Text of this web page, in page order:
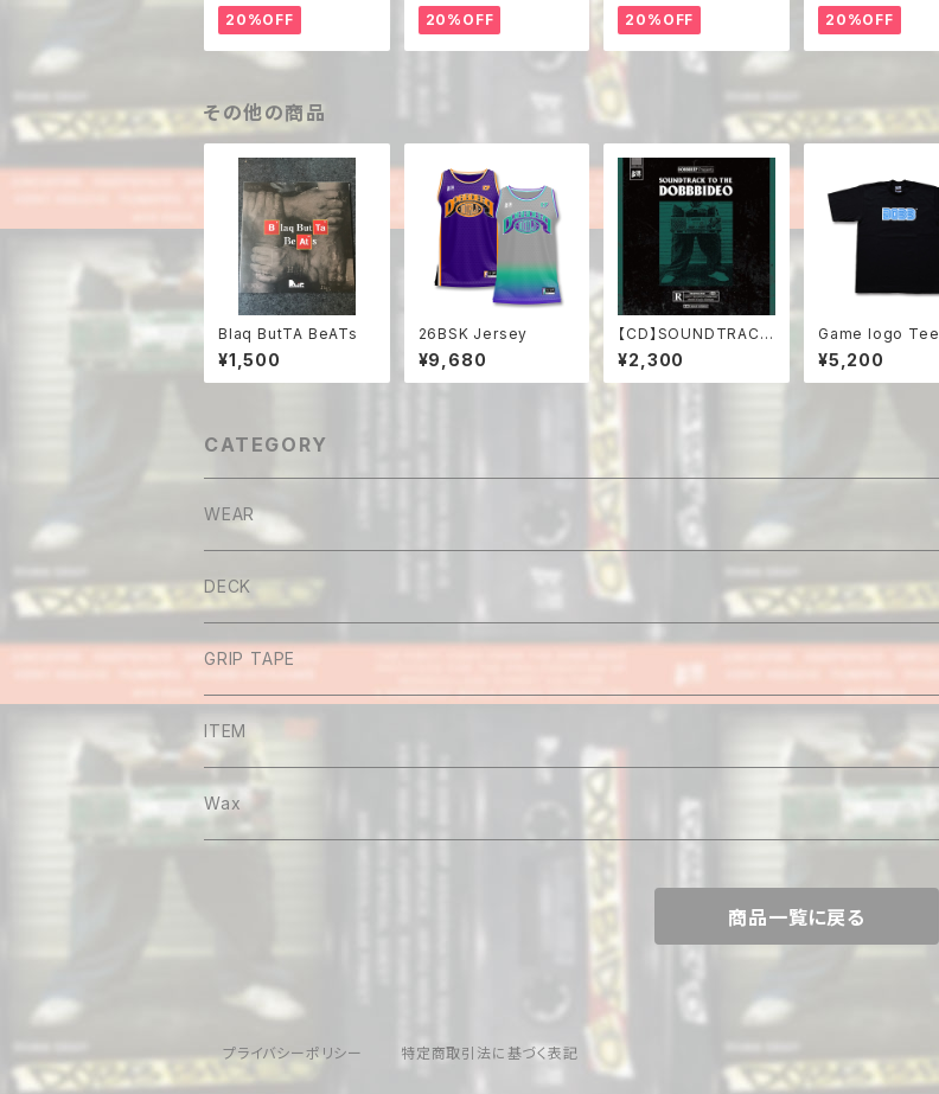
20%OFF 20%OFF 20%OFF 20%OFF
その他の商品
Blaq ButTA BeATs
¥1,500
26BSK Jersey
¥9,680
【CD】SOUNDTRACK
TO THE DOBBBIDE
O
¥2,300
Game logo Tee
¥5,200
CATEGORY
WEAR
Tee
Long sleeve
Shirt
Hoodie
Cap&Beenie
DECK
GRIP TAPE
ITEM
Wax
商品一覧に戻る
プライバシーポリシー 特定商取引法に基づく表記